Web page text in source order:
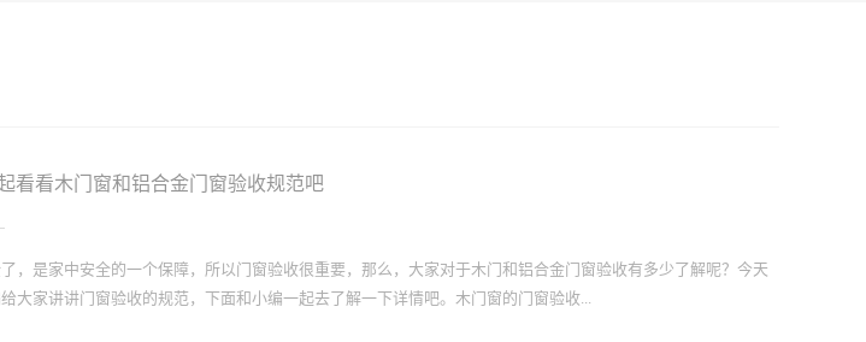
看看木门窗和铝合金门窗验收规范吧
，是家中安全的一个保障，所以门窗验收很重要，那么，大家对于木门和铝合金门窗验收有多少了解呢？今天
大家讲讲门窗验收的规范，下面和小编一起去了解一下详情吧。木门窗的门窗验收...